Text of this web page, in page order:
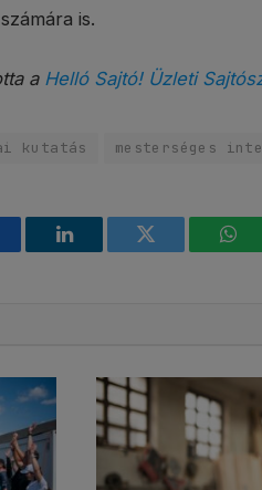
is.
a Helló Sajtó! Üzleti
kutatás mesterséges
LinkedIn Twitter